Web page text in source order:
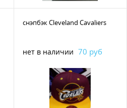
снэпбэк Cleveland Cavaliers
нет в наличии 70 руб